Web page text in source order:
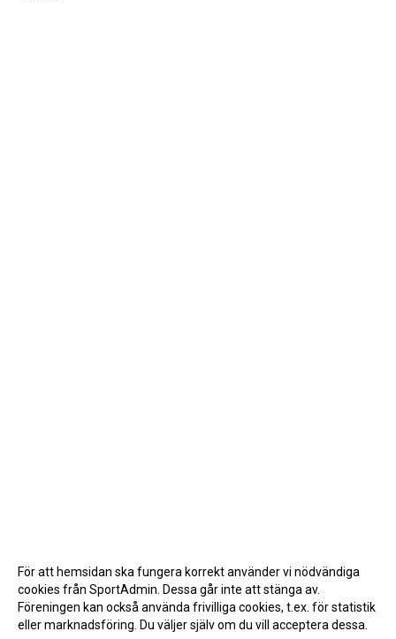
För att hemsidan ska fungera korrekt använder vi nödvändiga
cookies från SportAdmin. Dessa går inte att stänga av.
Föreningen kan också använda frivilliga cookies, t.ex. för statistik
eller marknadsföring. Du väljer själv om du vill acceptera dessa.